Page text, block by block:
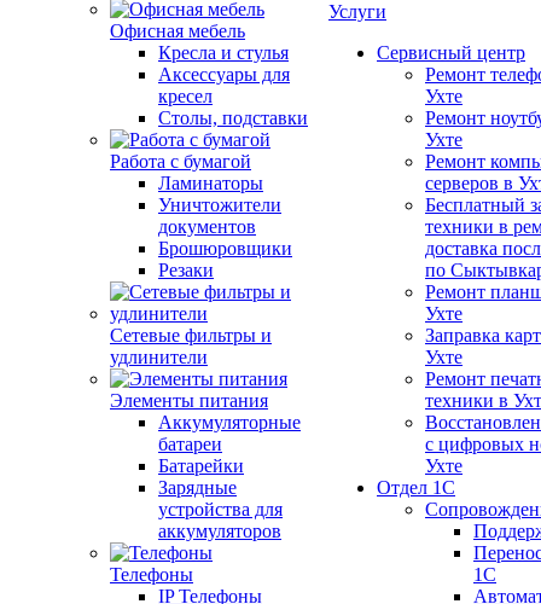
Офисная мебель
Кресла и стулья
Аксессуары для
кресел
Столы, подставки
Работа с бумагой
Ламинаторы
Уничтожители
документов
Брошюровщики
Резаки
Сетевые фильтры и
удлинители
Элементы питания
Аккумуляторные
батареи
Батарейки
Зарядные
устройства для
аккумуляторов
Телефоны
IP Телефоны
Услуги
Сервисный центр
Ремонт
Ухте
Ремонт
Ухте
Ремонт
серверов в
Бесплатный
техники в
доставка
по
Ремонт
Ухте
Заправка
Ухте
Ремонт
техники в
с цифровых
Ухте
Отдел 1С
1С